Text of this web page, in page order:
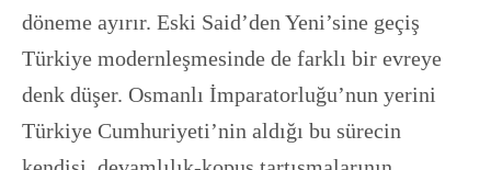
döneme ayırır. Eski Said’den Yeni’sine geçiş
Türkiye modernleşmesinde de farklı bir evreye
denk düşer. Osmanlı İmparatorluğu’nun yerini
Türkiye Cumhuriyeti’nin aldığı bu sürecin